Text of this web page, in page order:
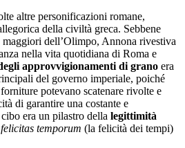
altre personificazioni romane,
della civiltà greca. Sebbene
dell’Olimpo, Annona rivestiva
nella vita quotidiana di Roma e
approvvigionamenti di grano era
del governo imperiale, poiché
potevano scatenare rivolte e
di garantire una costante e
era un pilastro della legittimità
felicitas temporum (la felicità dei tempi)